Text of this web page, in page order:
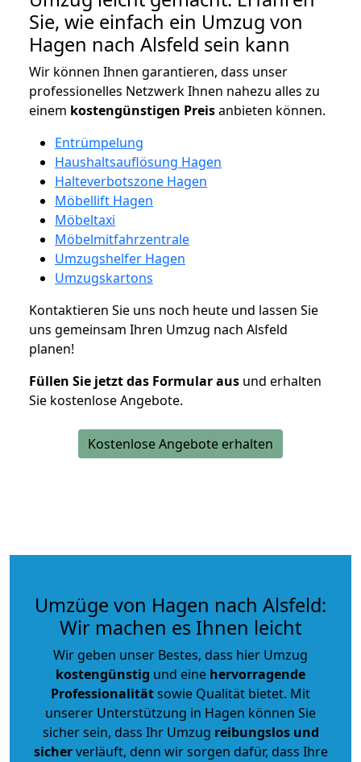
Sie, wie einfach ein Umzug von
Hagen nach Alsfeld sein kann
Wir können Ihnen garantieren, dass unser
professionelles Netzwerk Ihnen nahezu alles zu
einem kostengünstigen Preisanbieten können.
Entrümpelung
Haushaltsauflösung Hagen
Halteverbotszone Hagen
Möbellift Hagen
Möbeltaxi
Möbelmitfahrzentrale
Umzugshelfer Hagen
Umzugskartons
Kontaktieren Sie uns noch heute und lassen Sie
uns gemeinsam Ihren Umzug nach Alsfeld
planen!
Füllen Sie jetzt das Formular aus und erhalten
Sie kostenlose Angebote.
Kostenlose Angebote erhalten
Umzüge von Hagen nach Alsfeld:
Wir machen es Ihnen leicht
Wir geben unser Bestes, dass hier Umzug
kostengünstig und eine hervorragende
Professionalitätsowie Qualität bietet. Mit
unserer Unterstützung in Hagen können Sie
sicher sein, dass Ihr Umzug reibungslos und
sicherverläuft, denn wir sorgen dafür, dass Ihre